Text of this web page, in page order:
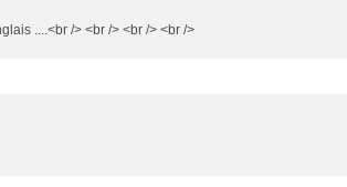
....<br /> <br /> <br /> <br />